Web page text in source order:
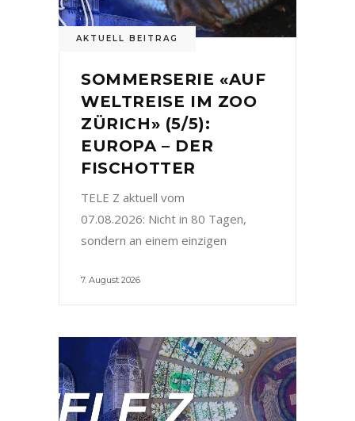
AKTUELL BEITRAG
SOMMERSERIE «AUF
WELTREISE IM ZOO
ZÜRICH» (5/5):
EUROPA – DER
FISCHOTTER
TELE Z aktuell vom
07.08.2026: Nicht in 80 Tagen,
sondern an einem einzigen
7. August 2026